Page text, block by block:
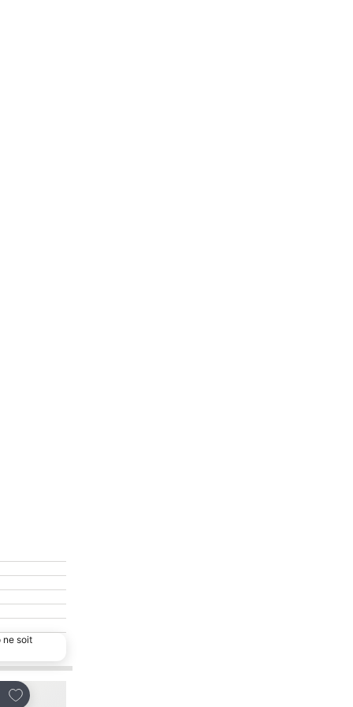
ne soit
Ajouter à mes favoris